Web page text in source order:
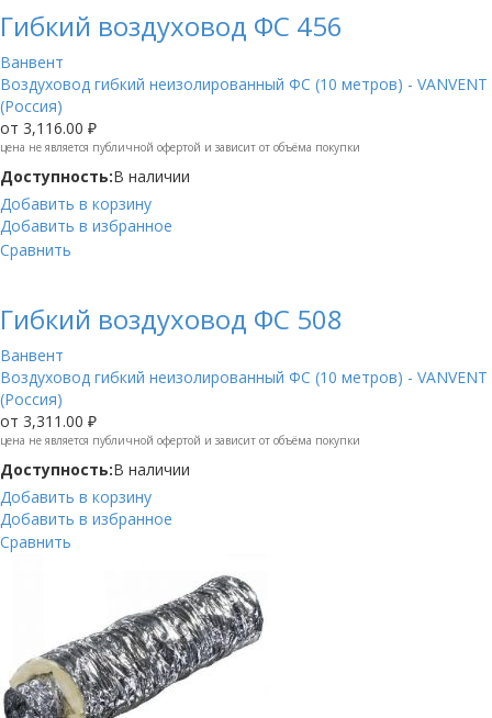
Гибкий воздуховод ФС 456
Ванвент
Воздуховод гибкий неизолированный ФС (10 метров) - VANVENT
(Россия)
от 3,116.00 ₽
цена не является публичной офертой и зависит от объёма покупки
Доступность:В наличии
Добавить в корзину
Добавить в избранное
Сравнить
Гибкий воздуховод ФС 508
Ванвент
Воздуховод гибкий неизолированный ФС (10 метров) - VANVENT
(Россия)
от 3,311.00 ₽
цена не является публичной офертой и зависит от объёма покупки
Доступность:В наличии
Добавить в корзину
Добавить в избранное
Сравнить